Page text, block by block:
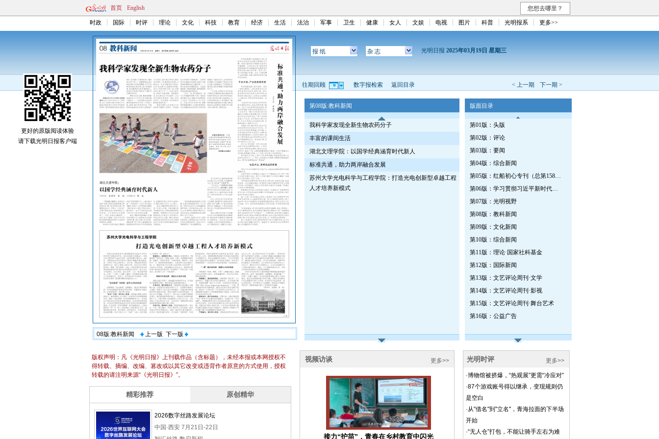
首页 English 您想去哪里？
时政 国际 时评 理论 文化 科技 教育 经济 生活 法治 军事 卫生 健康 女人 文娱 电视 图片 科普 光明报系 更多>>
08版:教科新闻 上一版 下一版
报 纸 杂 志 光明日报 2025年03月19日 星期三
< 上一期 下一期 >
往期回顾 数字报检索 返回目录
第08版:教科新闻
我科学家发现全新生物农药分子
丰富的课间生活
湖北文理学院：以国学经典涵育时代新人
标准共通，助力两岸融合发展
苏州大学光电科学与工程学院：打造光电创新型卓越工程
人才培养新模式
版面目录
第01版：头版
第02版：评论
第03版：要闻
第04版：综合新闻
第05版：红船初心专刊（总第1587期）
第06版：学习贯彻习近平新时代中国特色社会主义思想专刊
第07版：光明视野
第08版：教科新闻
第09版：文化新闻
第10版：综合新闻
第11版：理论·国家社科基金
第12版：国际新闻
第13版：文艺评论周刊·文学
第14版：文艺评论周刊·影视
第15版：文艺评论周刊·舞台艺术
第16版：公益广告
更好的原版阅读体验
请下载光明日报客户端